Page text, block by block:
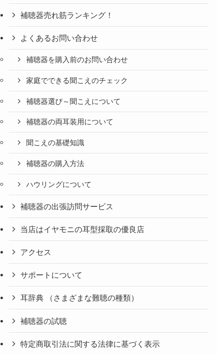
補聴器売れ筋ランキング！
よくあるお問い合わせ
補聴器を購入前のお問い合わせ
家庭でできる聞こえのチェック
補聴器選び～聞こえについて
補聴器の両耳装用について
聞こえの基礎知識
補聴器の購入方法
ハウリングについて
補聴器の出張訪問サービス
当店はイヤモニの耳型採取の優良店
アクセス
サポートについて
耳辞典 （さまざまな難聴の種類）
補聴器の試聴
特定商取引法に関する法律に基づく表示